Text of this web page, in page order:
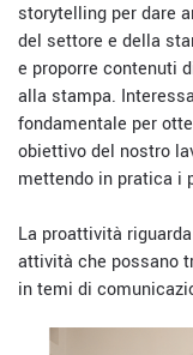
storytelling per dare
del settore e della
e proporre contenuti
alla stampa.
fondamentale per
obiettivo del nostro
mettendo in pratica i
La proattività
attività che possano
in temi di